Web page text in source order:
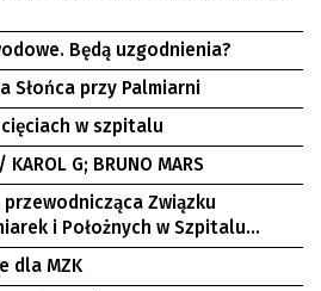
Będą uzgodnienia?
Słońca przy Palmiarni
w szpitalu
KAROL G; BRUNO MARS
Związku
i Położnych w Szpitalu
Górze, Bogusław
Zarządu Regionu NSZZ
dla MZK